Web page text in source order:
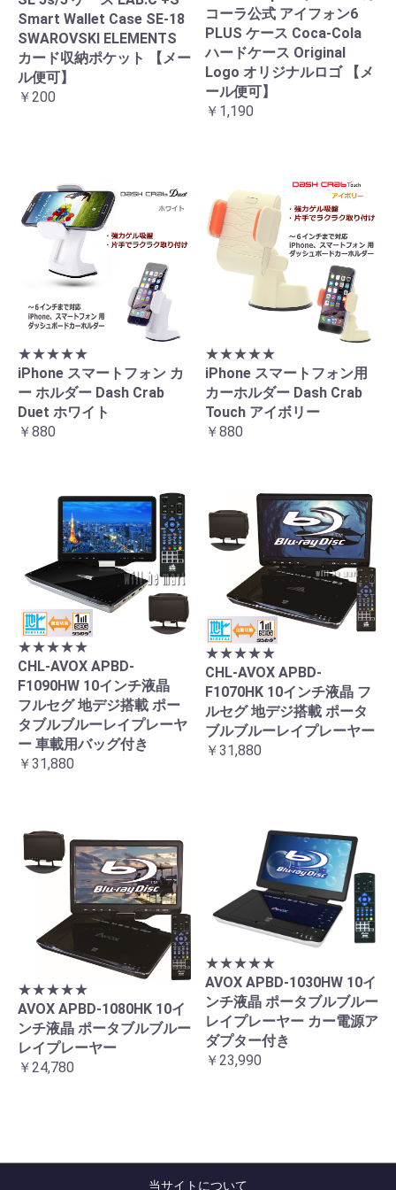
Smart Wallet Case SE-18
SWAROVSKI ELEMENTS
カード収納ポケット 【メー
ル便可】
￥200
コーラ公式 アイフォン6
PLUS ケース Coca-Cola
ハードケース Original
Logo オリジナルロゴ 【メ
ール便可】
￥1,190
★★★★★
iPhone スマートフォン カ
ー ホルダー Dash Crab
Duet ホワイト
￥880
★★★★★
iPhone スマートフォン用
カーホルダー Dash Crab
Touch アイボリー
￥880
★★★★★
CHL-AVOX APBD-
F1090HW 10インチ液晶
フルセグ 地デジ搭載 ポー
タブルブルーレイプレーヤ
ー 車載用バッグ付き
￥31,880
★★★★★
CHL-AVOX APBD-
F1070HK 10インチ液晶 フ
ルセグ 地デジ搭載 ポータ
ブルブルーレイプレーヤー
￥31,880
★★★★★
AVOX APBD-1080HK 10イ
ンチ液晶 ポータブルブルー
レイプレーヤー
￥24,780
★★★★★
AVOX APBD-1030HW 10イ
ンチ液晶 ポータブルブルー
レイプレーヤー カー電源ア
ダプター付き
￥23,990
当サイトについて